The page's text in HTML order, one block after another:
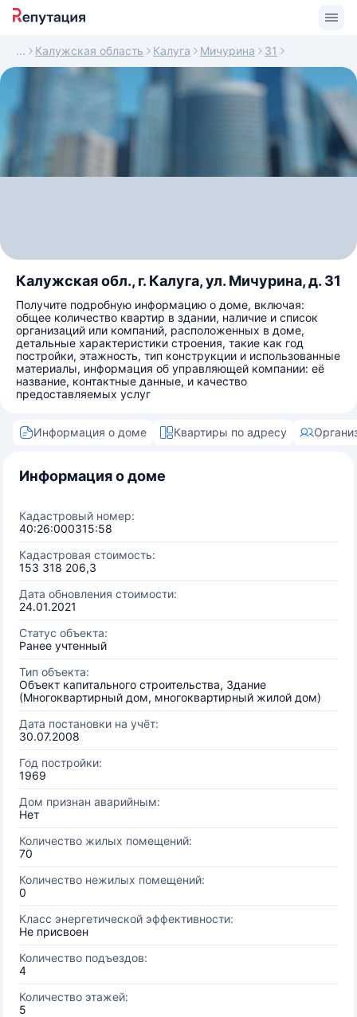
Калужская область Калуга Мичурина 31
Калужская обл., г. Калуга, ул. Мичурина, д. 31
Получите подробную информацию о доме, включая:
общее количество квартир в здании, наличие и список
организаций или компаний, расположенных в доме,
детальные характеристики строения, такие как год
постройки, этажность, тип конструкции и использованные
материалы, информация об управляющей компании: её
название, контактные данные, и качество
предоставляемых услуг
Информация о доме Квартиры по адресу
Информация о доме
Кадастровый номер:
40:26:000315:58
Кадастровая стоимость:
153 318 206,3
Дата обновления стоимости:
24.01.2021
Статус объекта:
Ранее учтенный
Тип объекта:
Объект капитального строительства, Здание
(Многоквартирный дом, многоквартирный жилой дом)
Дата постановки на учёт:
30.07.2008
Год постройки:
1969
Дом признан аварийным:
Нет
Количество жилых помещений:
70
Количество нежилых помещений:
0
Класс энергетической эффективности:
Не присвоен
Количество подъездов:
4
Количество этажей:
5